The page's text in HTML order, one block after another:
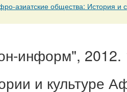
общества: История и современность, № 4, 31
информ", 2012.
и культуре